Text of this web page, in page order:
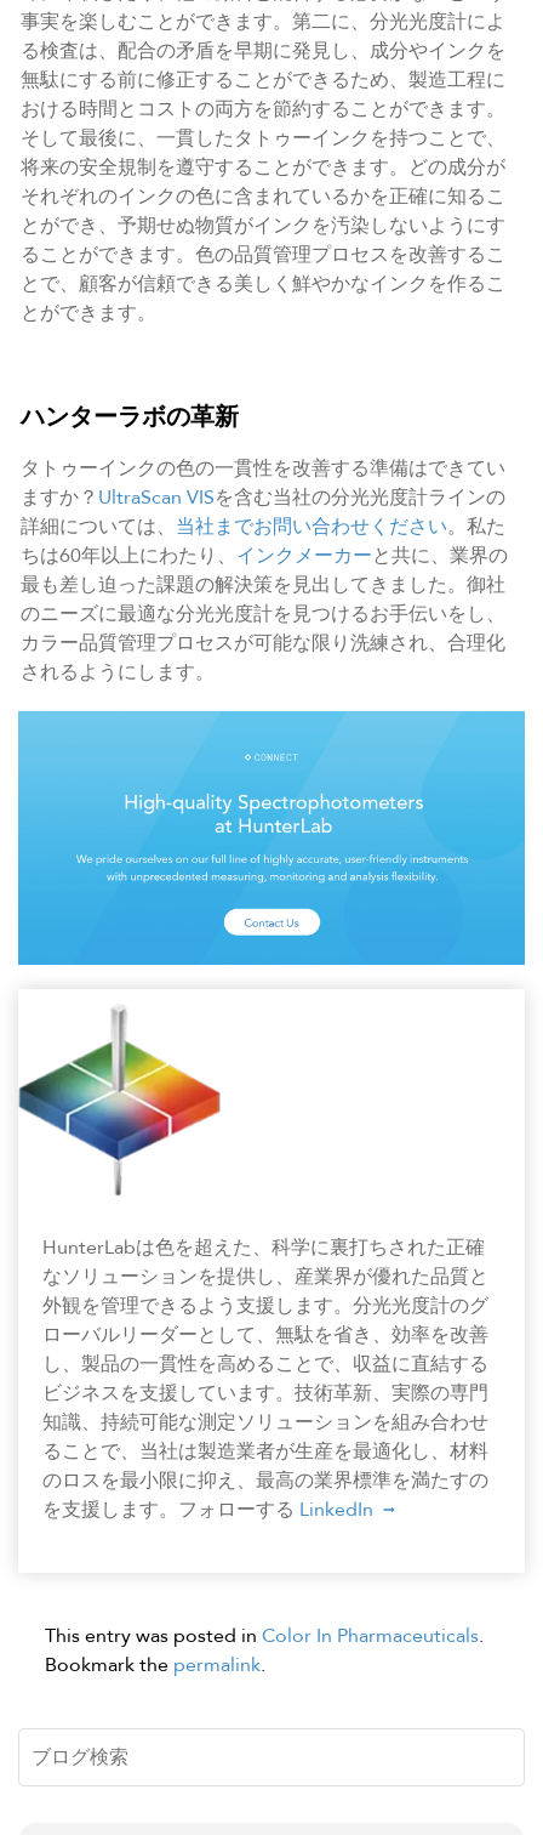
事実を楽しむことができます。第二に、分光光度計によ
る検査は、配合の矛盾を早期に発見し、成分やインクを
無駄にする前に修正することができるため、製造工程に
おける時間とコストの両方を節約することができます。
そして最後に、一貫したタトゥーインクを持つことで、
将来の安全規制を遵守することができます。どの成分が
それぞれのインクの色に含まれているかを正確に知るこ
とができ、予期せぬ物質がインクを汚染しないようにす
ることができます。色の品質管理プロセスを改善するこ
とで、顧客が信頼できる美しく鮮やかなインクを作るこ
とができます。
ハンターラボの革新
タトゥーインクの色の一貫性を改善する準備はできてい
ますか？ UltraScan VISを含む当社の分光光度計ラインの
詳細については、 当社までお問い合わせください。私た
ちは60年以上にわたり、 インクメーカーと共に、業界の
最も差し迫った課題の解決策を見出してきました。御社
のニーズに最適な分光光度計を見つけるお手伝いをし、
カラー品質管理プロセスが可能な限り洗練され、合理化
されるようにします。
HunterLabは色を超えた、科学に裏打ちされた正確
なソリューションを提供し、産業界が優れた品質と
外観を管理できるよう支援します。分光光度計のグ
ローバルリーダーとして、無駄を省き、効率を改善
し、製品の一貫性を高めることで、収益に直結する
ビジネスを支援しています。技術革新、実際の専門
知識、持続可能な測定ソリューションを組み合わせ
ることで、当社は製造業者が生産を最適化し、材料
のロスを最小限に抑え、最高の業界標準を満たすの
を支援します。フォローする LinkedIn
This entry was posted in Color In Pharmaceuticals.
Bookmark the permalink.